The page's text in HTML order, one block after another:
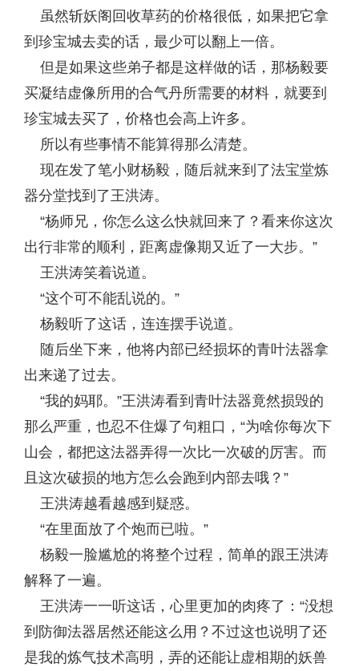
虽然斩妖阁回收草药的价格很低，如果把它拿
到珍宝城去卖的话，最少可以翻上一倍。
但是如果这些弟子都是这样做的话，那杨毅要
买凝结虚像所用的合气丹所需要的材料，就要到
珍宝城去买了，价格也会高上许多。
所以有些事情不能算得那么清楚。
现在发了笔小财杨毅，随后就来到了法宝堂炼
器分堂找到了王洪涛。
“杨师兄，你怎么这么快就回来了？看来你这次
出行非常的顺利，距离虚像期又近了一大步。”
王洪涛笑着说道。
“这个可不能乱说的。”
杨毅听了这话，连连摆手说道。
随后坐下来，他将内部已经损坏的青叶法器拿
出来递了过去。
“我的妈耶。”王洪涛看到青叶法器竟然损毁的
那么严重，也忍不住爆了句粗口，“为啥你每次下
山会，都把这法器弄得一次比一次破的厉害。而
且这次破损的地方怎么会跑到内部去哦？”
王洪涛越看越感到疑惑。
“在里面放了个炮而已啦。”
杨毅一脸尴尬的将整个过程，简单的跟王洪涛
解释了一遍。
王洪涛一一听这话，心里更加的肉疼了：“没想
到防御法器居然还能这么用？不过这也说明了还
是我的炼气技术高明，弄的还能让虚相期的妖兽